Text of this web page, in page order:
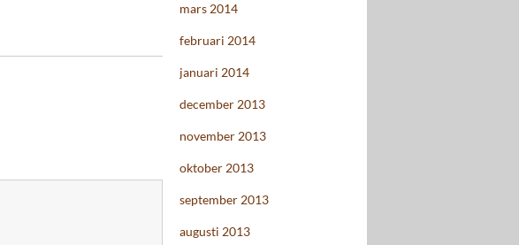
mars 2014
februari 2014
januari 2014
december 2013
november 2013
oktober 2013
september 2013
augusti 2013